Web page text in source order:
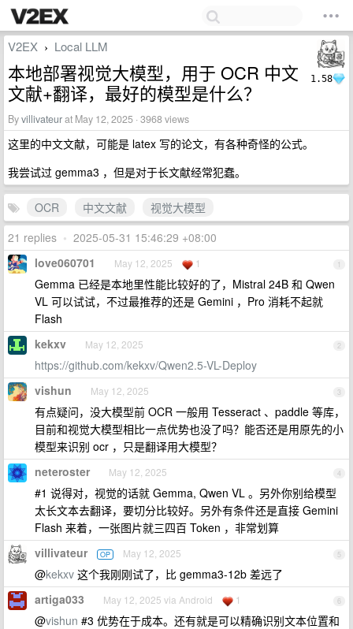
1.58
V2EX › Local LLM
本地部署视觉大模型，用于 OCR 中文
文献+翻译，最好的模型是什么？
Byvillivateurat May 12, 2025 · 3968 views
这里的中文文献，可能是 latex 写的论文，有各种奇怪的公式。
我尝试过 gemma3 ，但是对于长文献经常犯蠢。
OCR 中文文献
视觉大模型
21 replies • 2025-05-31 15:46:29 +08:00
1
love060701 May 12, 2025 1
Gemma 已经是本地里性能比较好的了，Mistral 24B 和 Qwen
VL 可以试试，不过最推荐的还是 Gemini ，Pro 消耗不起就
Flash
2
kekxv May 12, 2025
https://github.com/kekxv/Qwen2.5-VL-Deploy
3
vishun May 12, 2025
有点疑问，没大模型前 OCR 一般用 Tesseract 、paddle 等库，
目前和视觉大模型相比一点优势也没了吗？能否还是用原先的小
模型来识别 ocr ，只是翻译用大模型？
4
neteroster May 12, 2025
#1 说得对，视觉的话就 Gemma, Qwen VL 。另外你别给模型
太长文本去翻译，要切分比较好。另外有条件还是直接 Gemini
Flash 来着，一张图片就三四百 Token ，非常划算
5
villivateur OP May 12, 2025
@kekxv 这个我刚刚试了，比 gemma3-12b 差远了
6
artiga033 May 12, 2025 via Android 1
@vishun #3 优势在于成本。还有就是可以精确识别文本位置和